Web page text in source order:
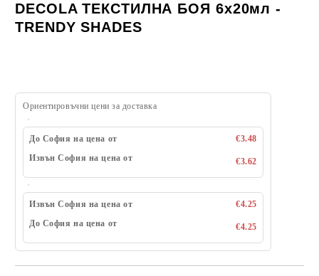
DECOLA ТЕКСТИЛНА БОЯ 6х20мл -
TRENDY SHADES
Ориентировъчни цени за доставка
До София на цена от
€3.48
Извън София на цена от
€3.62
Извън София на цена от
€4.25
До София на цена от
€4.25